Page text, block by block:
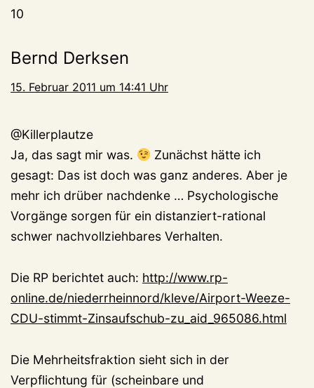
10
Bernd Derksen
15. Februar 2011 um 14:41 Uhr
@Killerplautze
Ja, das sagt mir was.
Zunächst hätte ich
gesagt: Das ist doch was ganz anderes. Aber je
mehr ich drüber nachdenke … Psychologische
Vorgänge sorgen für ein distanziert-rational
schwer nachvollziehbares Verhalten.
Die RP berichtet auch: http://www.rp-
online.de/niederrheinnord/kleve/Airport-Weeze-
CDU-stimmt-Zinsaufschub-zu_aid_965086.html
Die Mehrheitsfraktion sieht sich in der
Verpflichtung für (scheinbare und